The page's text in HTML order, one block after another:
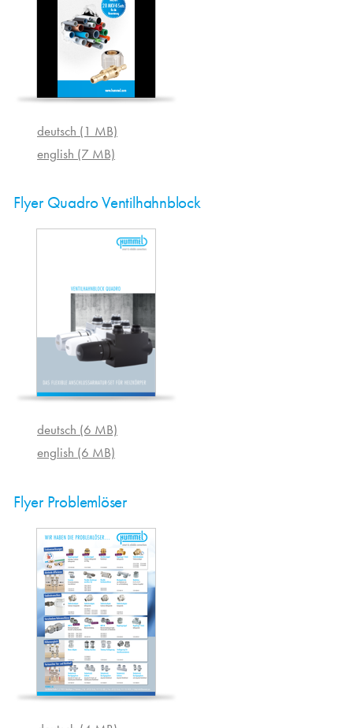
deutsch (1 MB)
english (7 MB)
Flyer Quadro Ventilhahnblock
deutsch (6 MB)
english (6 MB)
Flyer Problemlöser